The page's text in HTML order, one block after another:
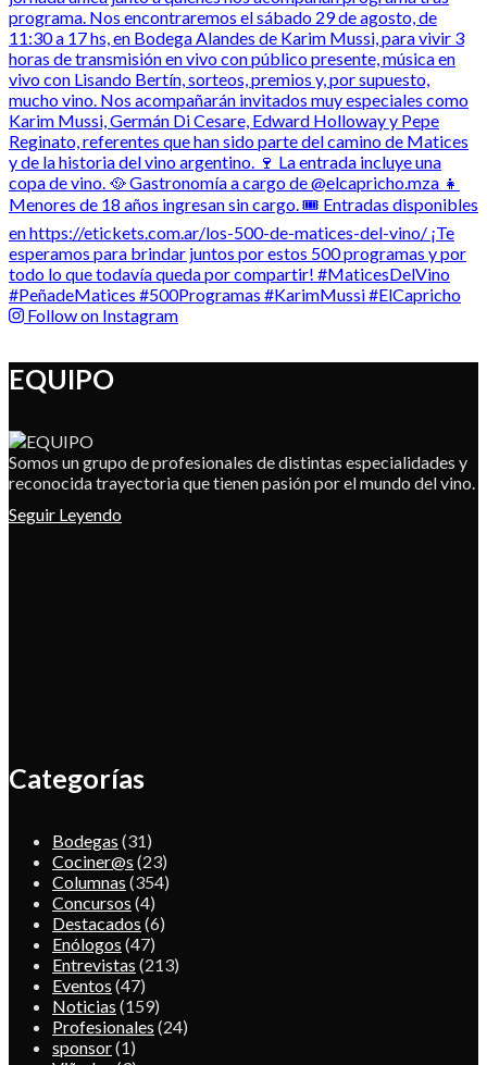
Follow on Instagram
EQUIPO
Somos un grupo de profesionales de distintas especialidades y
reconocida trayectoria que tienen pasión por el mundo del vino.
Seguir Leyendo
Categorías
Bodegas (31)
Cociner@s (23)
Columnas (354)
Concursos (4)
Destacados (6)
Enólogos (47)
Entrevistas (213)
Eventos (47)
Noticias (159)
Profesionales (24)
sponsor(1)